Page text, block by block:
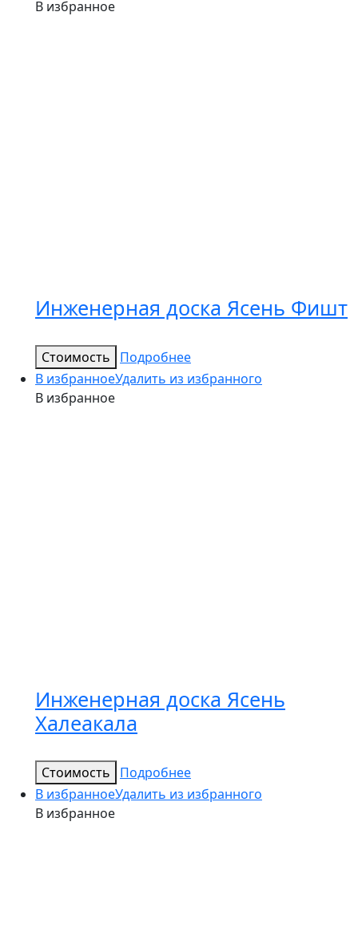
В избранное
Инженерная доска Ясень Фишт
Стоимость
Подробнее
В избранноеУдалить из избранного
В избранное
Инженерная доска Ясень
Халеакала
Стоимость
Подробнее
В избранноеУдалить из избранного
В избранное